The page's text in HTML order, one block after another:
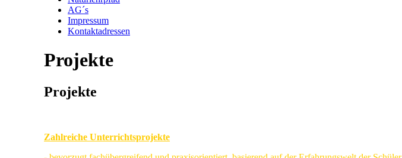
AG´s
Impressum
Kontaktadressen
Projekte
Projekte
Zahlreiche Unterrichtsprojekte